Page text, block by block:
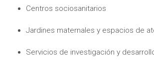
Centros sociosanitarios
Jardines maternales y espacios de
Servicios de investigación y